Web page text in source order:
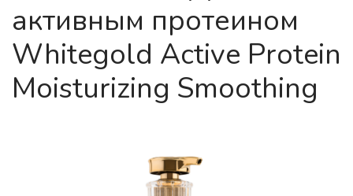
активным протеином
Whitegold Active Protein
Moisturizing Smoothing